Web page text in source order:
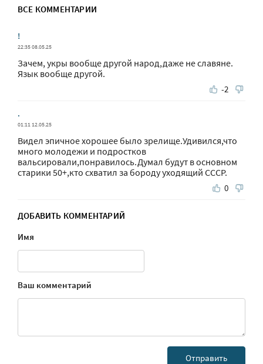
ВСЕ КОММЕНТАРИИ
!
22:35 08.05.25
Зачем, укры вообще другой народ,даже не славяне.
Язык вообще другой.
-2
.
01:11 12.05.25
Видел эпичное хорошее было зрелище.Удивился,что
много молодежи и подростков
вальсировали,понравилось.Думал будут в основном
старики 50+,кто схватил за бороду уходящий СССР.
0
ДОБАВИТЬ КОММЕНТАРИЙ
Имя
Ваш комментарий